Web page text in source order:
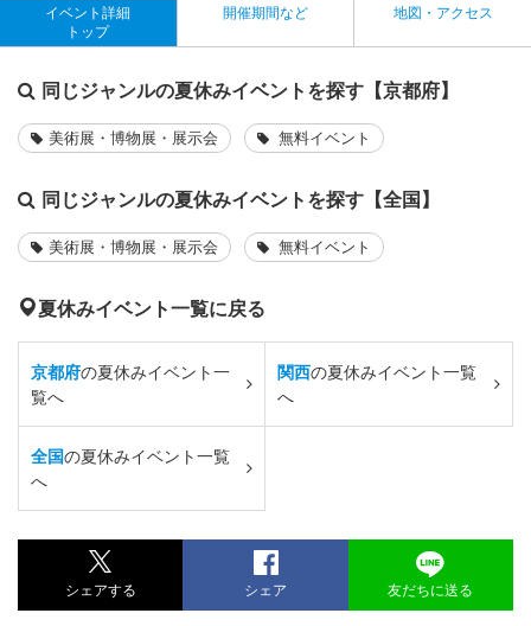
イベント詳細
トップ
開催期間など 地図・アクセス
同じジャンルの夏休みイベントを探す【京都府】
美術展・博物展・展示会 無料イベント
同じジャンルの夏休みイベントを探す【全国】
美術展・博物展・展示会 無料イベント
夏休みイベント一覧に戻る
京都府の夏休みイベント一
覧へ
関西の夏休みイベント一覧
へ
全国の夏休みイベント一覧
へ
シェアする シェア 友だちに送る